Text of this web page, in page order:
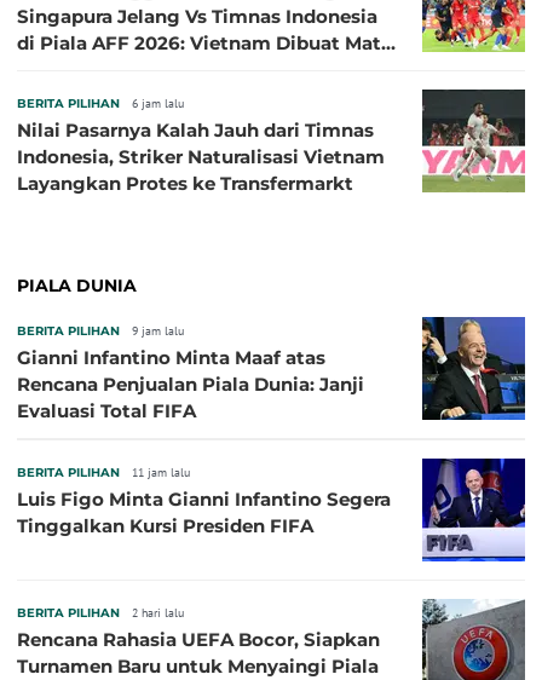
Singapura Jelang Vs Timnas Indonesia
di Piala AFF 2026: Vietnam Dibuat Mati
BERITA PILIHAN 6 jam lalu
Nilai Pasarnya Kalah Jauh dari Timnas
Indonesia, Striker Naturalisasi Vietnam
Layangkan Protes ke Transfermarkt
PIALA DUNIA
BERITA PILIHAN 9 jam lalu
Gianni Infantino Minta Maaf atas
Rencana Penjualan Piala Dunia: Janji
Evaluasi Total FIFA
BERITA PILIHAN 11 jam lalu
Luis Figo Minta Gianni Infantino Segera
Tinggalkan Kursi Presiden FIFA
BERITA PILIHAN 2 hari lalu
Rencana Rahasia UEFA Bocor, Siapkan
Turnamen Baru untuk Menyaingi Piala